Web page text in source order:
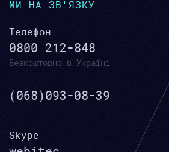
МИ НА ЗВ'ЯЗКУ
Телефон
0800 212-848
Безкоштовно в Україні
(068)093-08-39
Skype